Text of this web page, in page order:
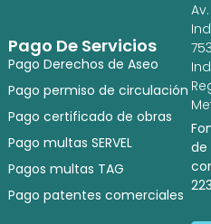
Pago De Servicios
Pago Derechos de Aseo
Pago permiso de circulación
Pago certificado de obras
Pago multas SERVEL
Pagos multas TAG
Pago patentes comerciales
Av.
de